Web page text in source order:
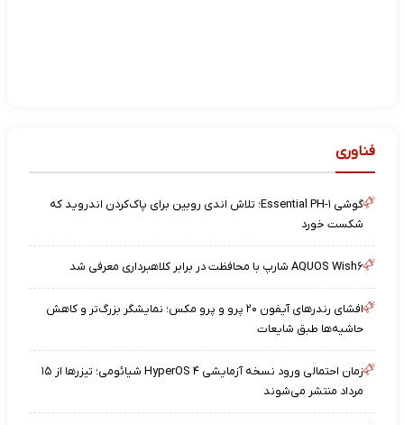
فناوری
گوشی Essential PH-۱؛ تلاش اندی روبین برای پاک‌کردن اندروید که
شکست خورد
AQUOS Wish۶ شارپ با محافظت در برابر کلاهبرداری معرفی شد
افشای رندرهای آیفون ۲۰ پرو و پرو مکس؛ نمایشگر بزرگ‌تر و کاهش
حاشیه‌ها طبق شایعات
زمان احتمالی ورود نسخه آزمایشی HyperOS ۴ شیائومی؛ تیزرها از ۱۵
مرداد منتشر می‌شوند